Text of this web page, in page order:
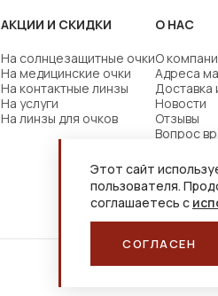
Этот сайт
пользователя.
соглашаетесь с
СОГЛАСЕН
АКЦИИ И СКИДКИ
На солнцезащитные очки
На медицинские очки
На контактные линзы
На услуги
На линзы для очков
О НАС
О
Адреса
Доставка
Новости
Отзывы
Вопрос